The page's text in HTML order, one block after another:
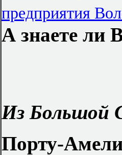
предприятия
А знаете ли
Из Большой
Порту-